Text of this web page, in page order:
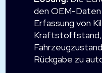
den OEM-
Erfassung von
Rückgabe zu